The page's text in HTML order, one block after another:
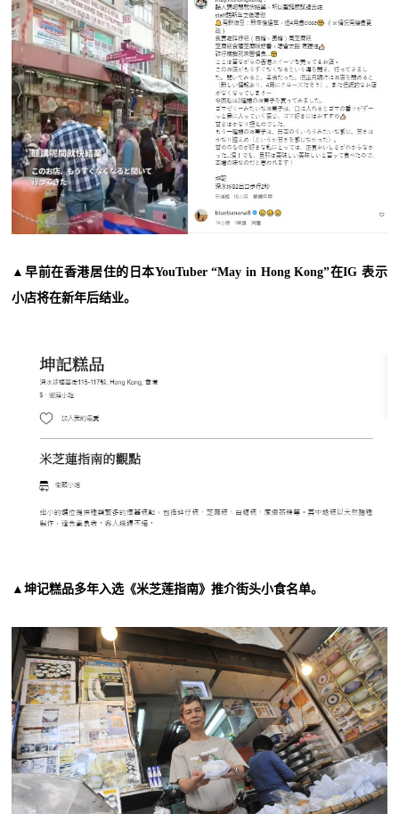
▲早前在香港居住的日本YouTuber “May in Hong Kong”在IG 表示
小店将在新年后结业。
▲坤记糕品多年入选《米芝莲指南》推介街头小食名单。